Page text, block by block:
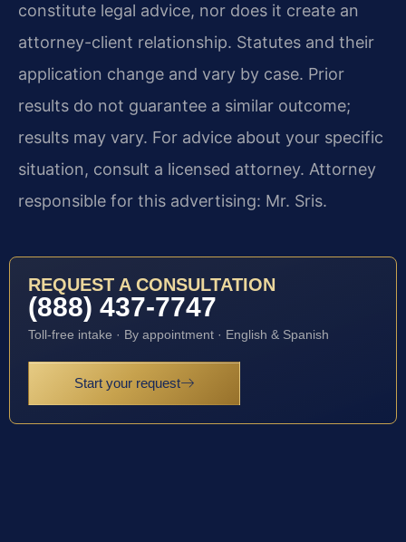
constitute legal advice, nor does it create an
attorney-client relationship. Statutes and their
application change and vary by case. Prior
results do not guarantee a similar outcome;
results may vary. For advice about your specific
situation, consult a licensed attorney. Attorney
responsible for this advertising: Mr. Sris.
REQUEST A CONSULTATION
(888) 437-7747
Toll-free intake · By appointment · English & Spanish
Start your request